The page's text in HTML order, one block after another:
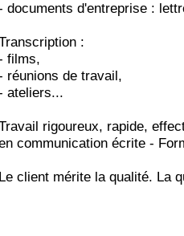
documents d'entreprise :
:
films,
réunions de travail,
ateliers...
rigoureux, rapide,
communication écrite -
client mérite la qualité. La